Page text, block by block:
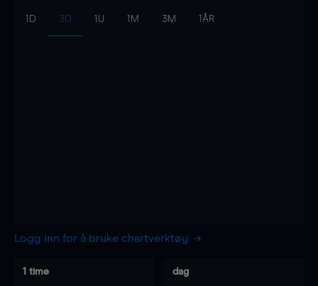
1D 3D 1U 1M 3M 1ÅR
Logg inn for å bruke chartverktøy
1 time dag